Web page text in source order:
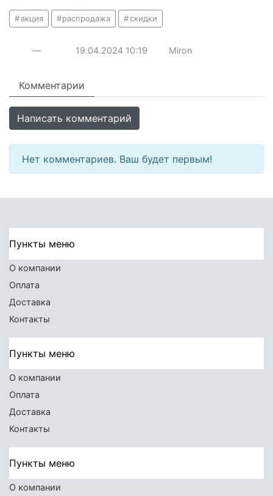
акция распродажа скидки
— 19.04.2024 10:19 Miron
Комментарии
Написать комментарий
Нет комментариев. Ваш будет первым!
Пункты меню
О компании
Оплата
Доставка
Контакты
Пункты меню
О компании
Оплата
Доставка
Контакты
Пункты меню
О компании